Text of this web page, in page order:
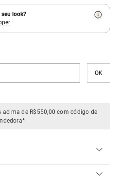
seu look?
de R$550,00 com código de
e moderno. Com sua